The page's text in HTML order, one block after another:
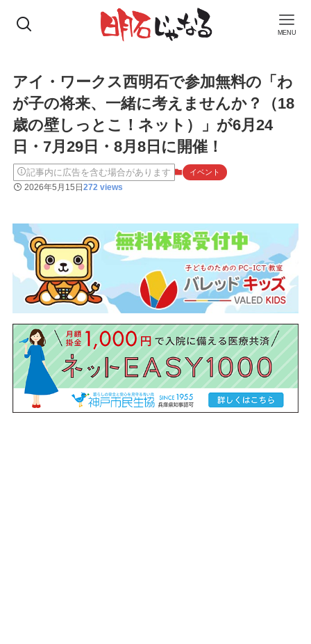
MENU
アイ・ワークス西明石で参加無料の「わ
が子の将来、一緒に考えませんか？（18
歳の壁しっとこ！ネット）」が6月24
日・7月29日・8月8日に開催！
記事内に広告を含む場合があります イベント
2026年5月15日272 views